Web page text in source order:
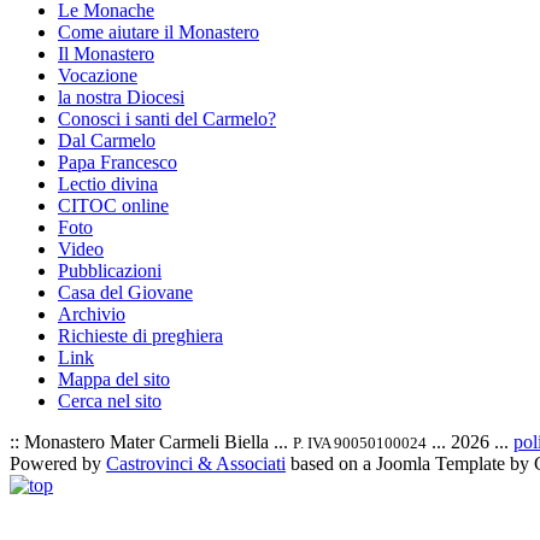
Le Monache
Come aiutare il Monastero
Il Monastero
Vocazione
la nostra Diocesi
Conosci i santi del Carmelo?
Dal Carmelo
Papa Francesco
Lectio divina
CITOC online
Foto
Video
Pubblicazioni
Casa del Giovane
Archivio
Richieste di preghiera
Link
Mappa del sito
Cerca nel sito
:: Monastero Mater Carmeli Biella ... P. IVA 90050100024 ... 2026 ...
Powered by Castrovinci & Associati based on a Joomla Template by